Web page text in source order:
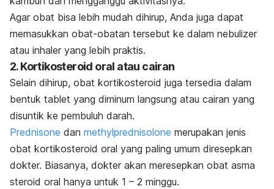
Agar obat bisa lebih mudah dihirup, Anda juga dapat
memasukkan obat-obatan tersebut ke dalam nebulizer
atau inhaler yang lebih praktis.
2. Kortikosteroid oral atau cairan
Selain dihirup, obat kortikosteroid juga tersedia dalam
bentuk tablet yang diminum langsung atau cairan yang
disuntik ke pembuluh darah.
Prednisone dan methylprednisolone merupakan jenis
obat kortikosteroid oral yang paling umum diresepkan
dokter. Biasanya, dokter akan meresepkan obat asma
steroid oral hanya untuk 1 – 2 minggu.